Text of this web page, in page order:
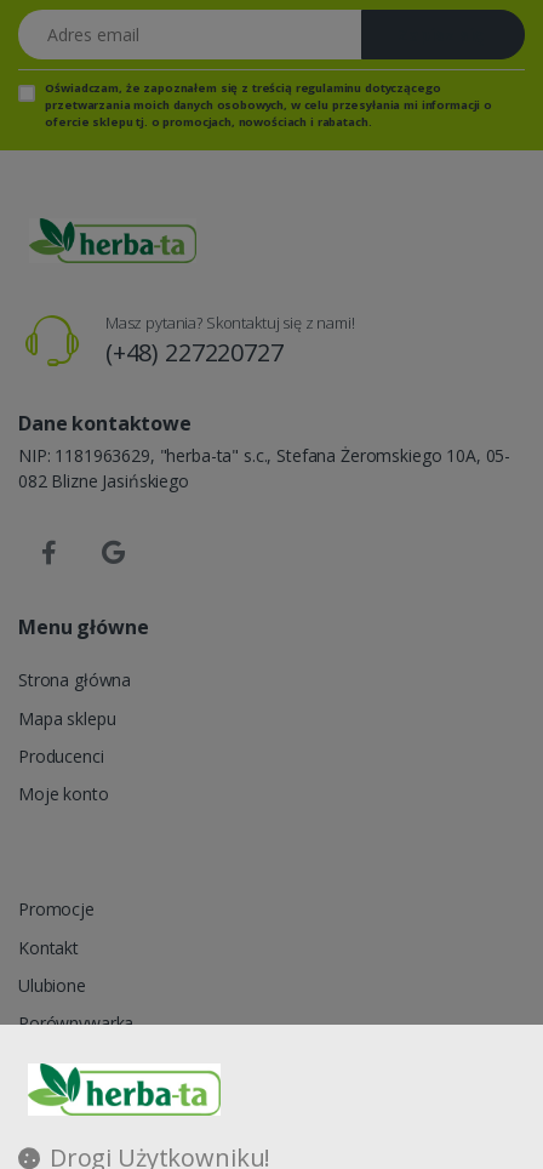
Drogi Użytkowniku!
Adres email
Oświadczam, że zapoznałem się z treścią regulaminu dotyczącego
przetwarzania moich danych osobowych, w celu przesyłania mi informacji o
ofercie sklepu tj. o promocjach, nowościach i rabatach.
Masz pytania? Skontaktuj się z nami!
(+48) 227220727
Dane kontaktowe
NIP: 1181963629, "herba-ta" s.c., Stefana Żeromskiego 10A, 05-
082 Blizne Jasińskiego
Menu główne
Strona główna
Mapa sklepu
Producenci
Moje konto
Promocje
Kontakt
Ulubione
Porównywarka